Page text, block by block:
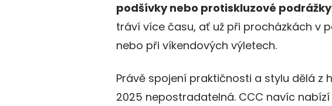
podšívky nebo protiskluzové podrážky
tráví více času, ať už při procházkách v
nebo při víkendových výletech.
Právě spojení praktičnosti a stylu dělá z
2025 nepostradatelná. CCC navíc